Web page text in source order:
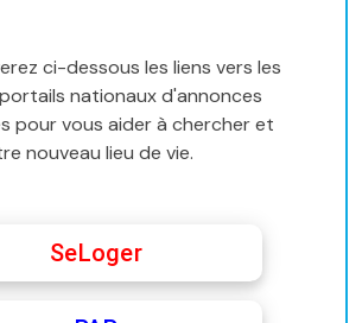
ci-dessous les liens vers les
nationaux d'annonces
pour vous aider à chercher et
nouveau lieu de vie.
SeLoger